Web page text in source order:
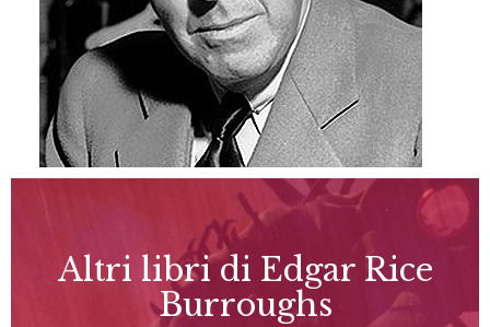
Altri libri di Edgar Rice
Burroughs